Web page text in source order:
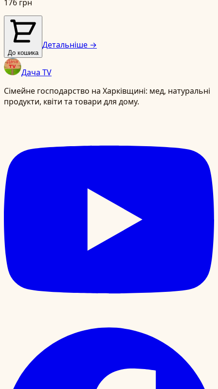
176 грн
До кошика
Детальніше →
Дача TV
Сімейне господарство на Харківщині: мед, натуральні
продукти, квіти та товари для дому.